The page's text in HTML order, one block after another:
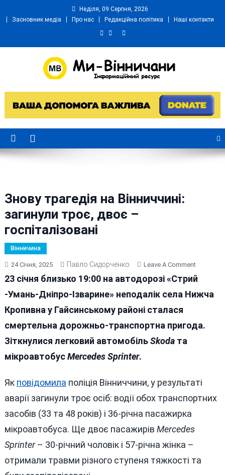
Неділя, 09 Серпня, 2026
Засновник медіа
Про нас Редакційна політика Наші контакти
Ми Вінничани
Знову трагедія на Вінниччині:
загинули троє, двоє –
госпіталізовані
Вінничина
24 Січня, 2025 Павло Сидорченко Leave A CommentOn
Знову
На
Загинули
23 січня близько 19:00 на автодорозі «Стрий
-Умань-Дніпро-Ізварине» неподалік села Нижча
Кропивна у Гайсинському районі сталася
смертельна дорожньо-транспортна пригода.
Зіткнулися легковий автомобільSkodaта
мікроавтобусMercedes Sprinter.
Як повідомила поліція Вінниччини, у результаті
аварії загинули троє осіб: водії обох транспортних
засобів (33 та 48 років) і 36-річна пасажирка
мікроавтобуса. Ще двоє пасажирів Mercedes
Sprinter– 30-річний чоловік і 57-річна жінка –
отримали травми різного ступеня тяжкості та